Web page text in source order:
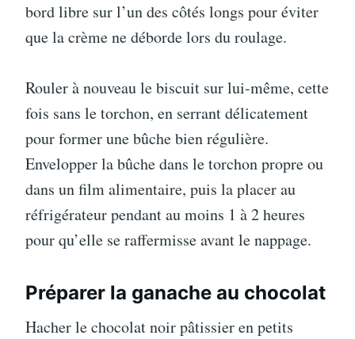
bord libre sur l’un des côtés longs pour éviter
que la crème ne déborde lors du roulage.
Rouler à nouveau le biscuit sur lui-même, cette
fois sans le torchon, en serrant délicatement
pour former une bûche bien régulière.
Envelopper la bûche dans le torchon propre ou
dans un film alimentaire, puis la placer au
réfrigérateur pendant au moins 1 à 2 heures
pour qu’elle se raffermisse avant le nappage.
Préparer la ganache au chocolat
Hacher le chocolat noir pâtissier en petits